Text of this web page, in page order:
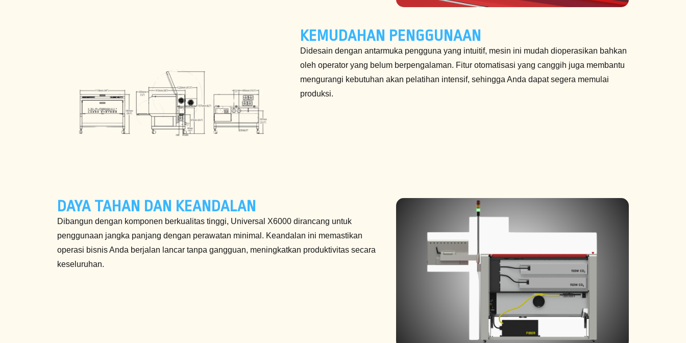
KEMUDAHAN PENGGUNAAN
Didesain dengan antarmuka pengguna yang intuitif, mesin ini mudah dioperasikan bahkan
oleh operator yang belum berpengalaman. Fitur otomatisasi yang canggih juga membantu
mengurangi kebutuhan akan pelatihan intensif, sehingga Anda dapat segera memulai
produksi.
DAYA TAHAN DAN KEANDALAN
Dibangun dengan komponen berkualitas tinggi, Universal X6000 dirancang untuk
penggunaan jangka panjang dengan perawatan minimal. Keandalan ini memastikan
operasi bisnis Anda berjalan lancar tanpa gangguan, meningkatkan produktivitas secara
keseluruhan.